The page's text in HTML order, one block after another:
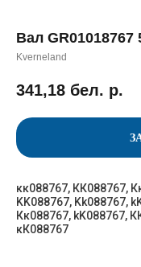
Вал GR01018767
Kverneland
341,18 бел. р.
кк088767, КК088767,
KK088767, Kk088767,
Кк088767, kK088767,
кК088767